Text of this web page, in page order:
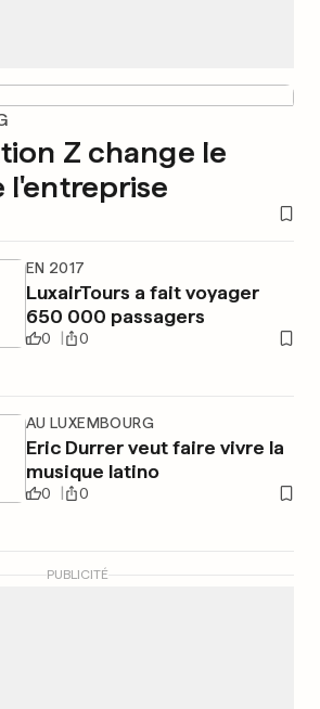
Z change le
l'entreprise
EN 2017
LuxairTours a fait voyager
650 000 passagers
0 0
AU LUXEMBOURG
Eric Durrer veut faire vivre la
musique latino
0 0
PUBLICITÉ